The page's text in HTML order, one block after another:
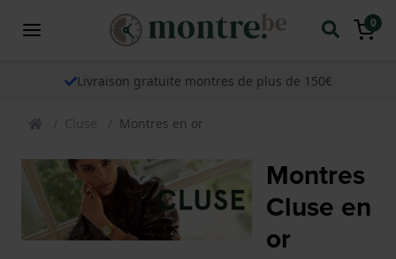
0
Livraison gratuite montres de plus de 150€
Cluse Montres en or
Montres
Cluse en
or